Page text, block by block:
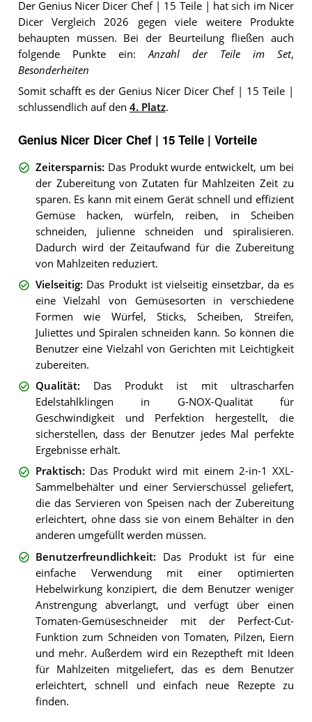
Der Genius Nicer Dicer Chef | 15 Teile | hat sich im Nicer
Dicer Vergleich 2026 gegen viele weitere Produkte
behaupten müssen. Bei der Beurteilung fließen auch
folgende Punkte ein:Anzahl der Teile im Set,
Besonderheiten
Somit schafft es der Genius Nicer Dicer Chef | 15 Teile |
schlussendlich auf den 4. Platz.
Genius Nicer Dicer Chef | 15 Teile | Vorteile
Zeitersparnis: Das Produkt wurde entwickelt, um bei
der Zubereitung von Zutaten für Mahlzeiten Zeit zu
sparen. Es kann mit einem Gerät schnell und effizient
Gemüse hacken, würfeln, reiben, in Scheiben
schneiden, julienne schneiden und spiralisieren.
Dadurch wird der Zeitaufwand für die Zubereitung
von Mahlzeiten reduziert.
Vielseitig: Das Produkt ist vielseitig einsetzbar, da es
eine Vielzahl von Gemüsesorten in verschiedene
Formen wie Würfel, Sticks, Scheiben, Streifen,
Juliettes und Spiralen schneiden kann. So können die
Benutzer eine Vielzahl von Gerichten mit Leichtigkeit
zubereiten.
Qualität: Das Produkt ist mit ultrascharfen
Edelstahlklingen in G-NOX-Qualität für
Geschwindigkeit und Perfektion hergestellt, die
sicherstellen, dass der Benutzer jedes Mal perfekte
Ergebnisse erhält.
Praktisch: Das Produkt wird mit einem 2-in-1 XXL-
Sammelbehälter und einer Servierschüssel geliefert,
die das Servieren von Speisen nach der Zubereitung
erleichtert, ohne dass sie von einem Behälter in den
anderen umgefüllt werden müssen.
Benutzerfreundlichkeit: Das Produkt ist für eine
einfache Verwendung mit einer optimierten
Hebelwirkung konzipiert, die dem Benutzer weniger
Anstrengung abverlangt, und verfügt über einen
Tomaten-Gemüseschneider mit der Perfect-Cut-
Funktion zum Schneiden von Tomaten, Pilzen, Eiern
und mehr. Außerdem wird ein Rezeptheft mit Ideen
für Mahlzeiten mitgeliefert, das es dem Benutzer
erleichtert, schnell und einfach neue Rezepte zu
finden.